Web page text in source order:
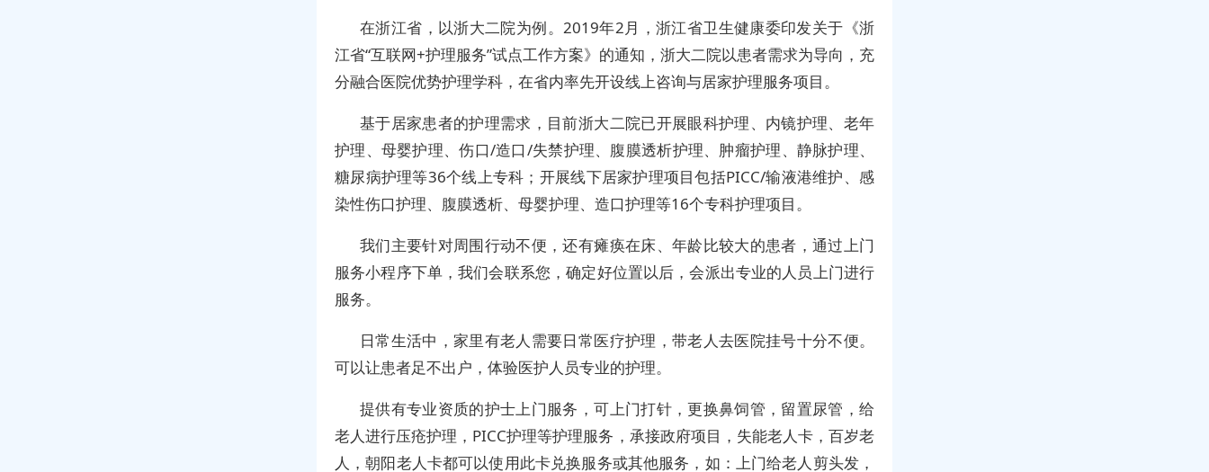
在浙江省，以浙大二院为例。2019年2月，浙江省卫生健康委印发关于《浙
江省“互联网+护理服务”试点工作方案》的通知，浙大二院以患者需求为导向，充
分融合医院优势护理学科，在省内率先开设线上咨询与居家护理服务项目。
基于居家患者的护理需求，目前浙大二院已开展眼科护理、内镜护理、老年
护理、母婴护理、伤口/造口/失禁护理、腹膜透析护理、肿瘤护理、静脉护理、
糖尿病护理等36个线上专科；开展线下居家护理项目包括PICC/输液港维护、感
染性伤口护理、腹膜透析、母婴护理、造口护理等16个专科护理项目。
我们主要针对周围行动不便，还有瘫痪在床、年龄比较大的患者，通过上门
服务小程序下单，我们会联系您，确定好位置以后，会派出专业的人员上门进行
服务。
日常生活中，家里有老人需要日常医疗护理，带老人去医院挂号十分不便。
可以让患者足不出户，体验医护人员专业的护理。
提供有专业资质的护士上门服务，可上门打针，更换鼻饲管，留置尿管，给
老人进行压疮护理，PICC护理等护理服务，承接政府项目，失能老人卡，百岁老
人，朝阳老人卡都可以使用此卡兑换服务或其他服务，如：上门给老人剪头发，